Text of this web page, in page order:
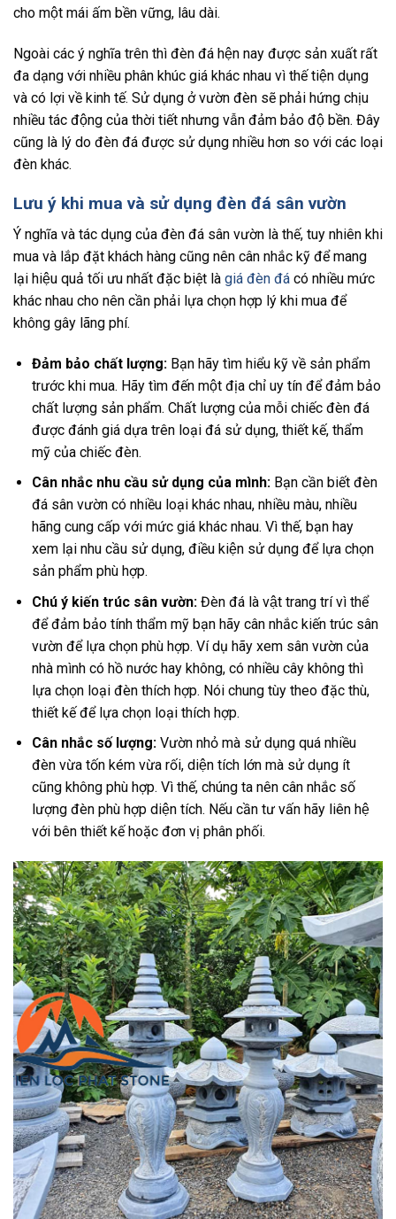
cho một mái ấm bền vững, lâu dài.
Ngoài các ý nghĩa trên thì đèn đá hện nay được sản xuất rất
đa dạng với nhiều phân khúc giá khác nhau vì thế tiện dụng
và có lợi về kinh tế. Sử dụng ở vườn đèn sẽ phải hứng chịu
nhiều tác động của thời tiết nhưng vẫn đảm bảo độ bền. Đây
cũng là lý do đèn đá được sử dụng nhiều hơn so với các loại
đèn khác.
Lưu ý khi mua và sử dụng đèn đá sân vườn
Ý nghĩa và tác dụng của đèn đá sân vườn là thế, tuy nhiên khi
mua và lắp đặt khách hàng cũng nên cân nhắc kỹ để mang
lại hiệu quả tối ưu nhất đặc biệt là giá đèn đá có nhiều mức
khác nhau cho nên cần phải lựa chọn hợp lý khi mua để
không gây lãng phí.
Đảm bảo chất lượng:Bạn hãy tìm hiểu kỹ về sản phẩm
trước khi mua. Hãy tìm đến một địa chỉ uy tín để đảm bảo
chất lượng sản phẩm. Chất lượng của mỗi chiếc đèn đá
được đánh giá dựa trên loại đá sử dụng, thiết kế, thẩm
mỹ của chiếc đèn.
Cân nhắc nhu cầu sử dụng của mình:Bạn cần biết đèn
đá sân vườn có nhiều loại khác nhau, nhiều màu, nhiều
hãng cung cấp với mức giá khác nhau. Vì thế, bạn hay
xem lại nhu cầu sử dụng, điều kiện sử dụng để lựa chọn
sản phẩm phù hợp.
Chú ý kiến trúc sân vườn:Đèn đá là vật trang trí vì thể
để đảm bảo tính thẩm mỹ bạn hãy cân nhắc kiến trúc sân
vườn để lựa chọn phù hợp. Ví dụ hãy xem sân vườn của
nhà mình có hồ nước hay không, có nhiều cây không thì
lựa chọn loại đèn thích hợp. Nói chung tùy theo đặc thù,
thiết kế để lựa chọn loại thích hợp.
Cân nhắc số lượng:Vườn nhỏ mà sử dụng quá nhiều
đèn vừa tốn kém vừa rối, diện tích lớn mà sử dụng ít
cũng không phù hợp. Vì thế, chúng ta nên cân nhắc số
lượng đèn phù hợp diện tích. Nếu cần tư vấn hãy liên hệ
với bên thiết kế hoặc đơn vị phân phối.